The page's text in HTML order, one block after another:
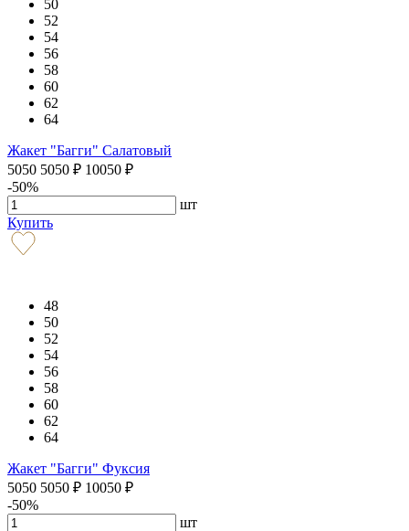
50
52
54
56
58
60
62
64
Жакет "Багги" Салатовый
5050 5050 ₽ 10050 ₽
-50%
шт
Купить
48
50
52
54
56
58
60
62
64
Жакет "Багги" Фуксия
5050 5050 ₽ 10050 ₽
-50%
шт